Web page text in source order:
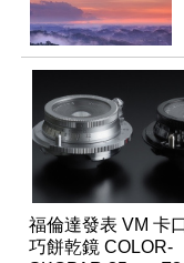
福倫達發表 VM 卡
巧餅乾鏡 COLOR-